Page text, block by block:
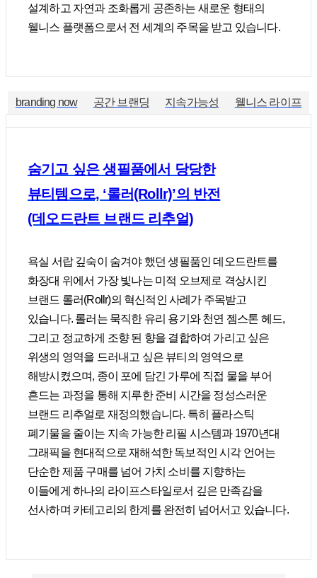
설계하고 자연과 조화롭게 공존하는 새로운 형태의
웰니스 플랫폼으로서 전 세계의 주목을 받고 있습니다.
branding now 공간 브랜딩 지속가능성 웰니스 라이프
숨기고 싶은 생필품에서 당당한
뷰티템으로, ‘롤러(Rollr)’의 반전
(데오드란트 브랜드 리추얼)
욕실 서랍 깊숙이 숨겨야 했던 생필품인 데오드란트를
화장대 위에서 가장 빛나는 미적 오브제로 격상시킨
브랜드 롤러(Rollr)의 혁신적인 사례가 주목받고
있습니다. 롤러는 묵직한 유리 용기와 천연 젬스톤 헤드,
그리고 정교하게 조향 된 향을 결합하여 가리고 싶은
위생의 영역을 드러내고 싶은 뷰티의 영역으로
해방시켰으며, 종이 포에 담긴 가루에 직접 물을 부어
흔드는 과정을 통해 지루한 준비 시간을 정성스러운
브랜드 리추얼로 재정의했습니다. 특히 플라스틱
폐기물을 줄이는 지속 가능한 리필 시스템과 1970년대
그래픽을 현대적으로 재해석한 독보적인 시각 언어는
단순한 제품 구매를 넘어 가치 소비를 지향하는
이들에게 하나의 라이프스타일로서 깊은 만족감을
선사하며 카테고리의 한계를 완전히 넘어서고 있습니다.